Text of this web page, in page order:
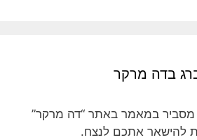
בדה מרקר
מסביר במאמר באתר “דה מרקר”
להישאר אתכם לנצח.